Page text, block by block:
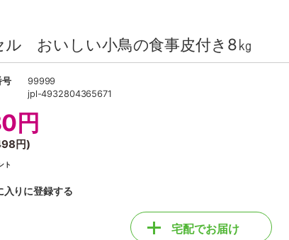
ル おいしい小鳥の食事皮付き8㎏
号
99999
jpl-4932804365671
円
円)
ト
入りに登録する
宅配でお届け